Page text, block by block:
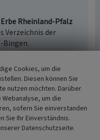
Rheinland-Pfalz
Verzeichnis der
Bingen.
Bingen, 14. Mai
(Hrsg.)
in Rheinland-Pfalz,
Städte Bingen und
Heidesheim,
Cookies, um die
Diesen können Sie
nutzen möchten. Darüber
um die
sofern Sie einverstanden
Sie Ihr Einverständnis.
Datenschutzseite.